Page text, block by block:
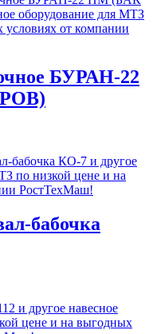
БУРАН-22
бабочка